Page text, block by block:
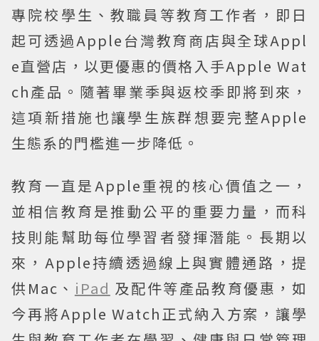
專院校學生、教職員等教育工作者，即日
起可透過Apple台灣教育商店與全球Appl
e直營店，以更優惠的價格入手Apple Wat
ch產品。隨著畢業季與返校季即將到來，
這項新措施也讓學生族群想要完整Apple
生態系的門檻進一步降低。
教育一直是Apple重視的核心價值之一，
並相信教育是推動公平的重要力量，而科
技則能幫助每位學習者發揮潛能。長期以
來，Apple持續透過線上與實體通路，提
供Mac、 iPad 及配件等產品教育優惠，如
今再將Apple Watch正式納入方案，讓學